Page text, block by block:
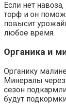
Если нет
торф и он
повысит
любое время.
Органика и
Органику
Минералы через
сезон
будут